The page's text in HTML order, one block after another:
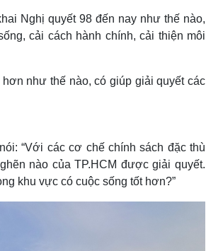
a
n
T
Nghị quyết 98 đến nay như thế nào,
cải cách hành chính, cải thiện môi
như thế nào, có giúp giải quyết các
“Với các cơ chế chính sách đặc thù
nào của TP.HCM được giải quyết.
khu vực có cuộc sống tốt hơn?”